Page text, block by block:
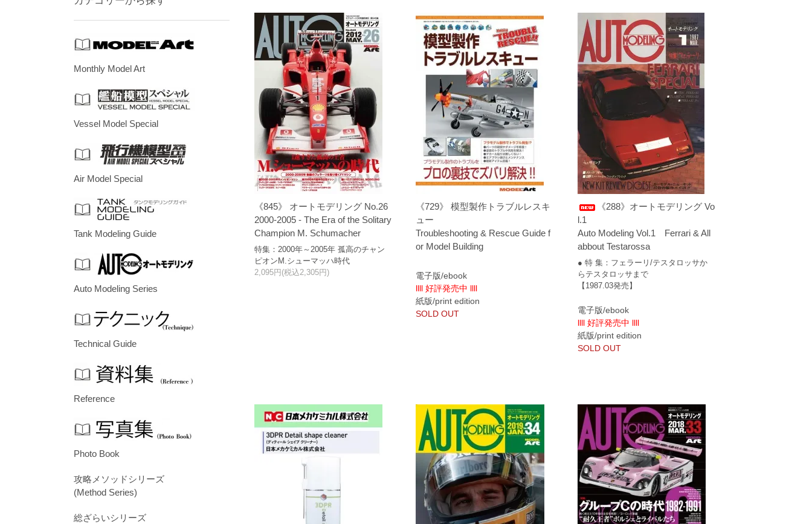
《845》 オートモデリング No.26
2000-2005 - The Era of the Solitary
Champion M. Schumacher
特集：2000年～2005年 孤高のチャン
ピオンM.シューマッハ時代
2,095円(税込2,305円)
《729》 模型製作トラブルレスキ
ュー
Troubleshooting & Rescue Guide f
or Model Building
電子版/ebook
llll 好評発売中 llll
紙版/print edition
SOLD OUT
《288》オートモデリング Vo
l.1
Auto Modeling Vol.1 Ferrari & All
abbout Testarossa
● 特 集：フェラーリ/テスタロッサか
らテスタロッサまで
【1987.03発売】
電子版/ebook
llll 好評発売中 llll
紙版/print edition
SOLD OUT
Monthly Model Art
Vessel Model Special
Air Model Special
Tank Modeling Guide
Auto Modeling Series
Technical Guide
Reference
Photo Book
攻略メソッドシリーズ
(Method Series)
総ざらいシリーズ